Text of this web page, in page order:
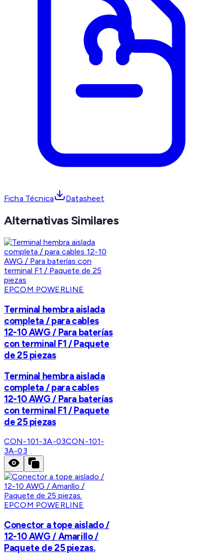
Ficha Técnica Datasheet
Alternativas Similares
EPCOM POWERLINE
Terminal hembra aislada
completa / para cables
12-10 AWG / Para baterías
con terminal F1 / Paquete
de 25 piezas
Terminal hembra aislada
completa / para cables
12-10 AWG / Para baterías
con terminal F1 / Paquete
de 25 piezas
CON-101-3A-03CON-101-
3A-03
EPCOM POWERLINE
Conector a tope aislado /
12-10 AWG / Amarillo /
Paquete de 25 piezas.